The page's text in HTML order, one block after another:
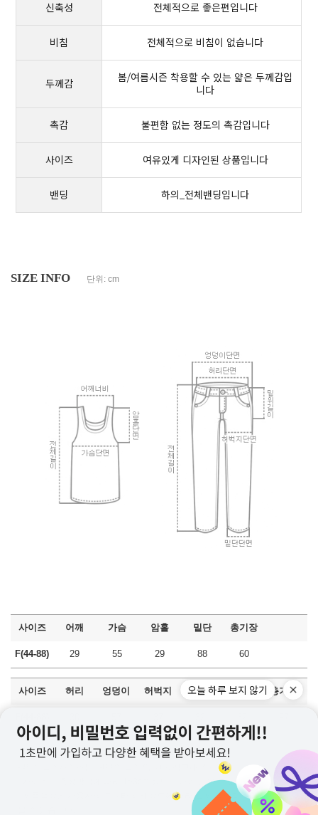
오늘 하루 보지 않기